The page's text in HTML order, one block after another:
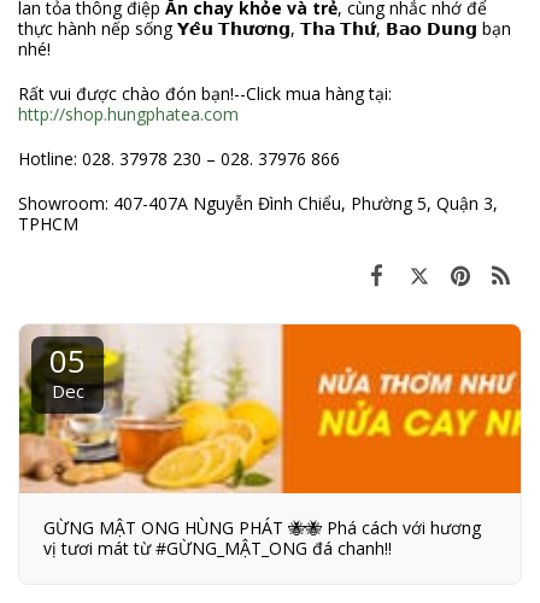
lan tỏa thông điệp Ăn chay khỏe và trẻ, cùng nhắc nhớ để
thực hành nếp sống 𝗬𝗲̂𝘂 𝗧𝗵𝘂̛𝗼̛𝗻𝗴, 𝗧𝗵𝗮 𝗧𝗵𝘂̛́, 𝗕𝗮𝗼 𝗗𝘂𝗻𝗴 bạn
nhé!
Rất vui được chào đón bạn!--Click mua hàng tại:
http://shop.hungphatea.com
Hotline: 028. 37978 230 – 028. 37976 866
Showroom: 407-407A Nguyễn Đình Chiểu, Phường 5, Quận 3,
TPHCM
05
Dec
GỪNG MẬT ONG HÙNG PHÁT 🐝🐝 Phá cách với hương
vị tươi mát từ #GỪNG_MẬT_ONG đá chanh!!